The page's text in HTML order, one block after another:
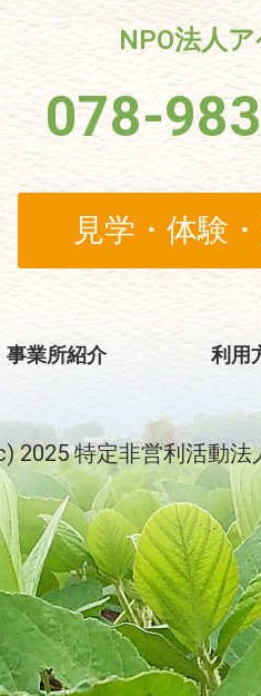
NPO法人
078-
見学・体験
事業所紹介 利用
2025 特定非営利活動